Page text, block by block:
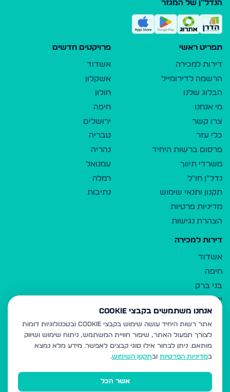
הנדל"ן של המגזר
תפריט ראשי
דירות למכירה
הרשמה לדירומייל
הבלוג שלנו
מי אנחנו
צרו קשר
כלי עזר
פרסום ברשות היחיד
משרדי תיווך
נדל"ן חו"ל
תקנון ותנאי שימוש
מדיניות פרטיות
הצהרת נגישות
פרויקטים חדשים
אשדוד
אשקלון
חולון
חיפה
ירושלים
טבריה
נהריה
עמנואל
רמלה
נתיבות
דירות למכירה
אשדוד
חיפה
בני ברק
ירושלים
אלעד
גבעת זאב
בית שמש
רכסים
מודיעין עילית
אנחנו משתמשים בקבצי Cookie
אתר רשות היחיד עושה שימוש בקבצי Cookie ובטכנולוגיות דומות
לצורך תפעול האתר, שיפור חוויית המשתמש, ניתוח שימוש ושיווק
מותאם. ניתן לבחור אילו סוגי קבצים לאפשר. מידע מלא נמצא
במדיניות הפרטיות ובתקנון השימוש.
אשר הכל